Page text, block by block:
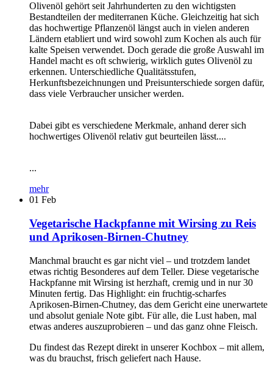
Olivenöl gehört seit Jahrhunderten zu den wichtigsten
Bestandteilen der mediterranen Küche. Gleichzeitig hat sich
das hochwertige Pflanzenöl längst auch in vielen anderen
Ländern etabliert und wird sowohl zum Kochen als auch für
kalte Speisen verwendet. Doch gerade die große Auswahl im
Handel macht es oft schwierig, wirklich gutes Olivenöl zu
erkennen. Unterschiedliche Qualitätsstufen,
Herkunftsbezeichnungen und Preisunterschiede sorgen dafür,
dass viele Verbraucher unsicher werden.
Dabei gibt es verschiedene Merkmale, anhand derer sich
hochwertiges Olivenöl relativ gut beurteilen lässt....
...
mehr
01 Feb
Vegetarische Hackpfanne mit Wirsing zu Reis
und Aprikosen-Birnen-Chutney
Manchmal braucht es gar nicht viel – und trotzdem landet
etwas richtig Besonderes auf dem Teller. Diese vegetarische
Hackpfanne mit Wirsing ist herzhaft, cremig und in nur 30
Minuten fertig. Das Highlight: ein fruchtig-scharfes
Aprikosen-Birnen-Chutney, das dem Gericht eine unerwartete
und absolut geniale Note gibt. Für alle, die Lust haben, mal
etwas anderes auszuprobieren – und das ganz ohne Fleisch.
Du findest das Rezept direkt in unserer Kochbox – mit allem,
was du brauchst, frisch geliefert nach Hause.